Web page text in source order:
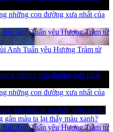
những con đường xưa nhất của
Anh Tuấn yêu Hương Tràm từ
những con đường xưa nhất của
gân máu ta lại thấy màu xanh?